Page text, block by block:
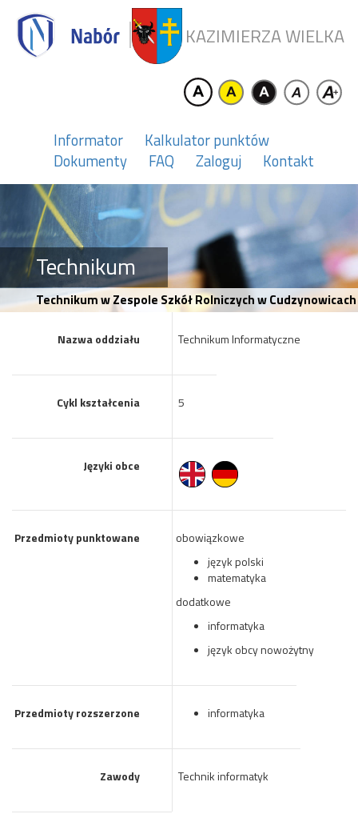
KAZIMIERZA WIELKA
Informator
Kalkulator punktów
Dokumenty
FAQ Zaloguj Kontakt
Technikum
Technikum w Zespole Szkół Rolniczych w
Nazwa oddziału Technikum Informatyczne
Cykl kształcenia 5
Języki obce
Przedmioty punktowane
obowiązkowe
język polski
matematyka
dodatkowe
informatyka
język obcy nowożytny
Przedmioty rozszerzone informatyka
Zawody Technik informatyk